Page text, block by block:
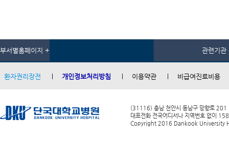
부서별홈페이지 + 관련기관
환자권리장전 개인정보처리방침 이용약관 비급여진료비용
(31116) 충남 천안시 동남구 망향로 201
대표전화 전국어디서나 지역번호 없이
Copyright 2016 Dankook University